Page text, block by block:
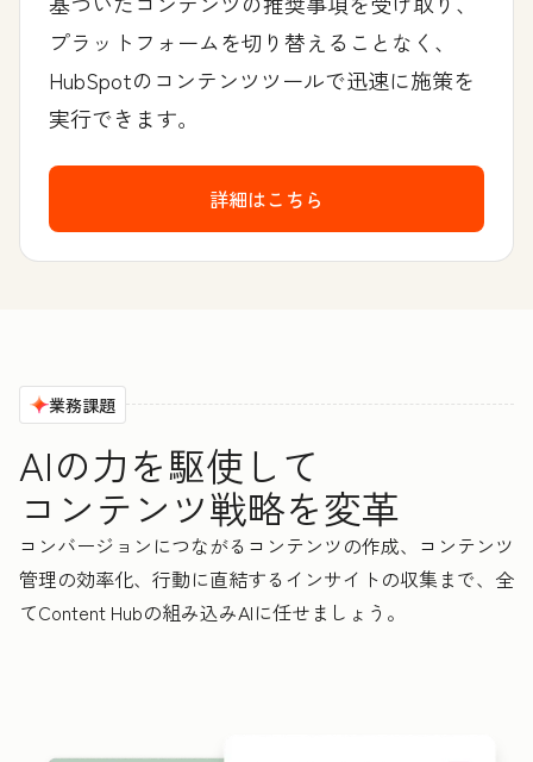
プラットフォームを切り替えることなく、
HubSpotのコンテンツツールで迅速に施策を
実行できます。
詳細はこちら
業務課題
AIの力を駆使して
コンテンツ戦略を変革
コンバージョンにつながるコンテンツの作成、コンテンツ
管理の効率化、行動に直結するインサイトの収集まで、全
てContent Hubの組み込みAIに任せましょう。